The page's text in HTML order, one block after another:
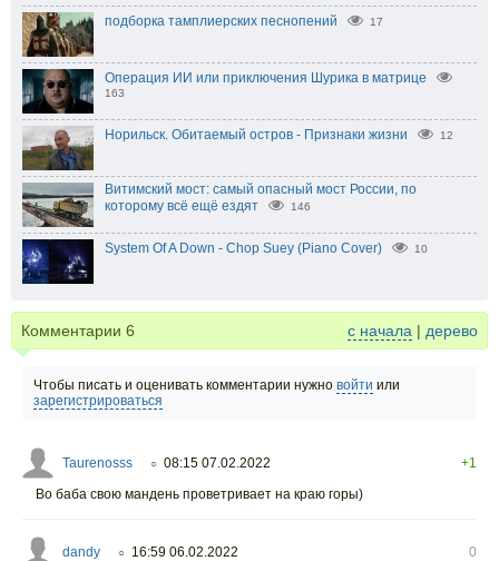
подборка тамплиерских песнопений 17
Операция ИИ или приключения Шурика в матрице
163
Норильск. Обитаемый остров - Признаки жизни 12
Витимский мост: самый опасный мост России, по
которому всё ещё ездят
146
System Of A Down - Chop Suey (Piano Cover) 10
Комментарии 6 с начала | дерево
Чтобы писать и оценивать комментарии нужно войти или
зарегистрироваться
Taurenosss ○ 08:15 07.02.2022
+1
Во баба свою мандень проветривает на краю горы)
dandy ○ 16:59 06.02.2022
0